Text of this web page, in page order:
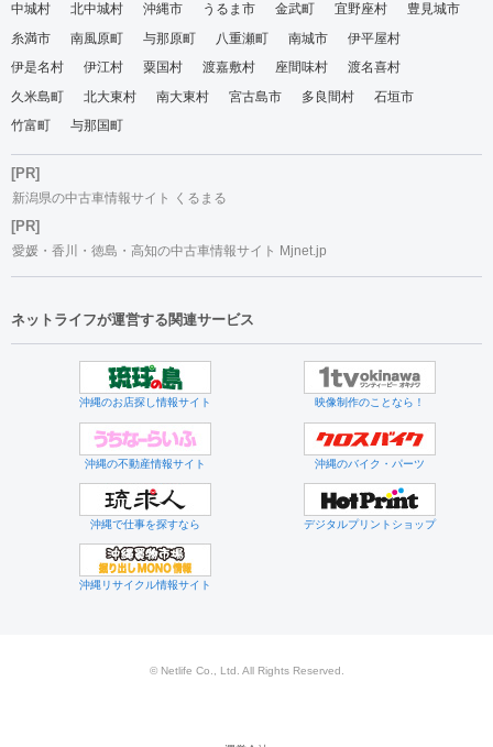
中城村
北中城村 沖縄市 うるま市 金武町 宜野座村
豊見城市
糸満市
南風原町 与那原町 八重瀬町 南城市
伊平屋村
伊是名村
伊江村 粟国村 渡嘉敷村 座間味村
渡名喜村
久米島町
北大東村 南大東村 宮古島市 多良間村
石垣市
竹富町
与那国町
[PR]
新潟県の中古車情報サイト くるまる
[PR]
愛媛・香川・徳島・高知の中古車情報サイト Mjnet.jp
ネットライフが運営する関連サービス
沖縄のお店探し情報サイト 映像制作のことなら！
沖縄の不動産情報サイト 沖縄のバイク・パーツ
沖縄で仕事を探すなら デジタルプリントショップ
沖縄リサイクル情報サイト
© Netlife Co., Ltd. All Rights Reserved.